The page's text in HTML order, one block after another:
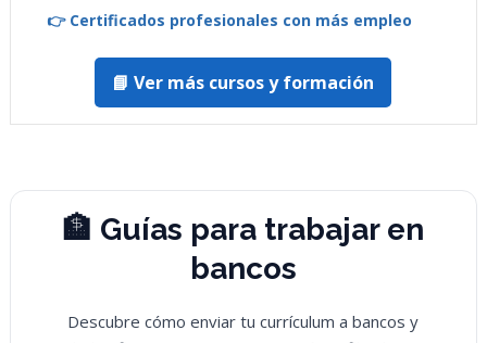
👉 Certificados profesionales con más empleo
📘 Ver más cursos y formación
🏦 Guías para trabajar en
bancos
Descubre cómo enviar tu currículum a bancos y